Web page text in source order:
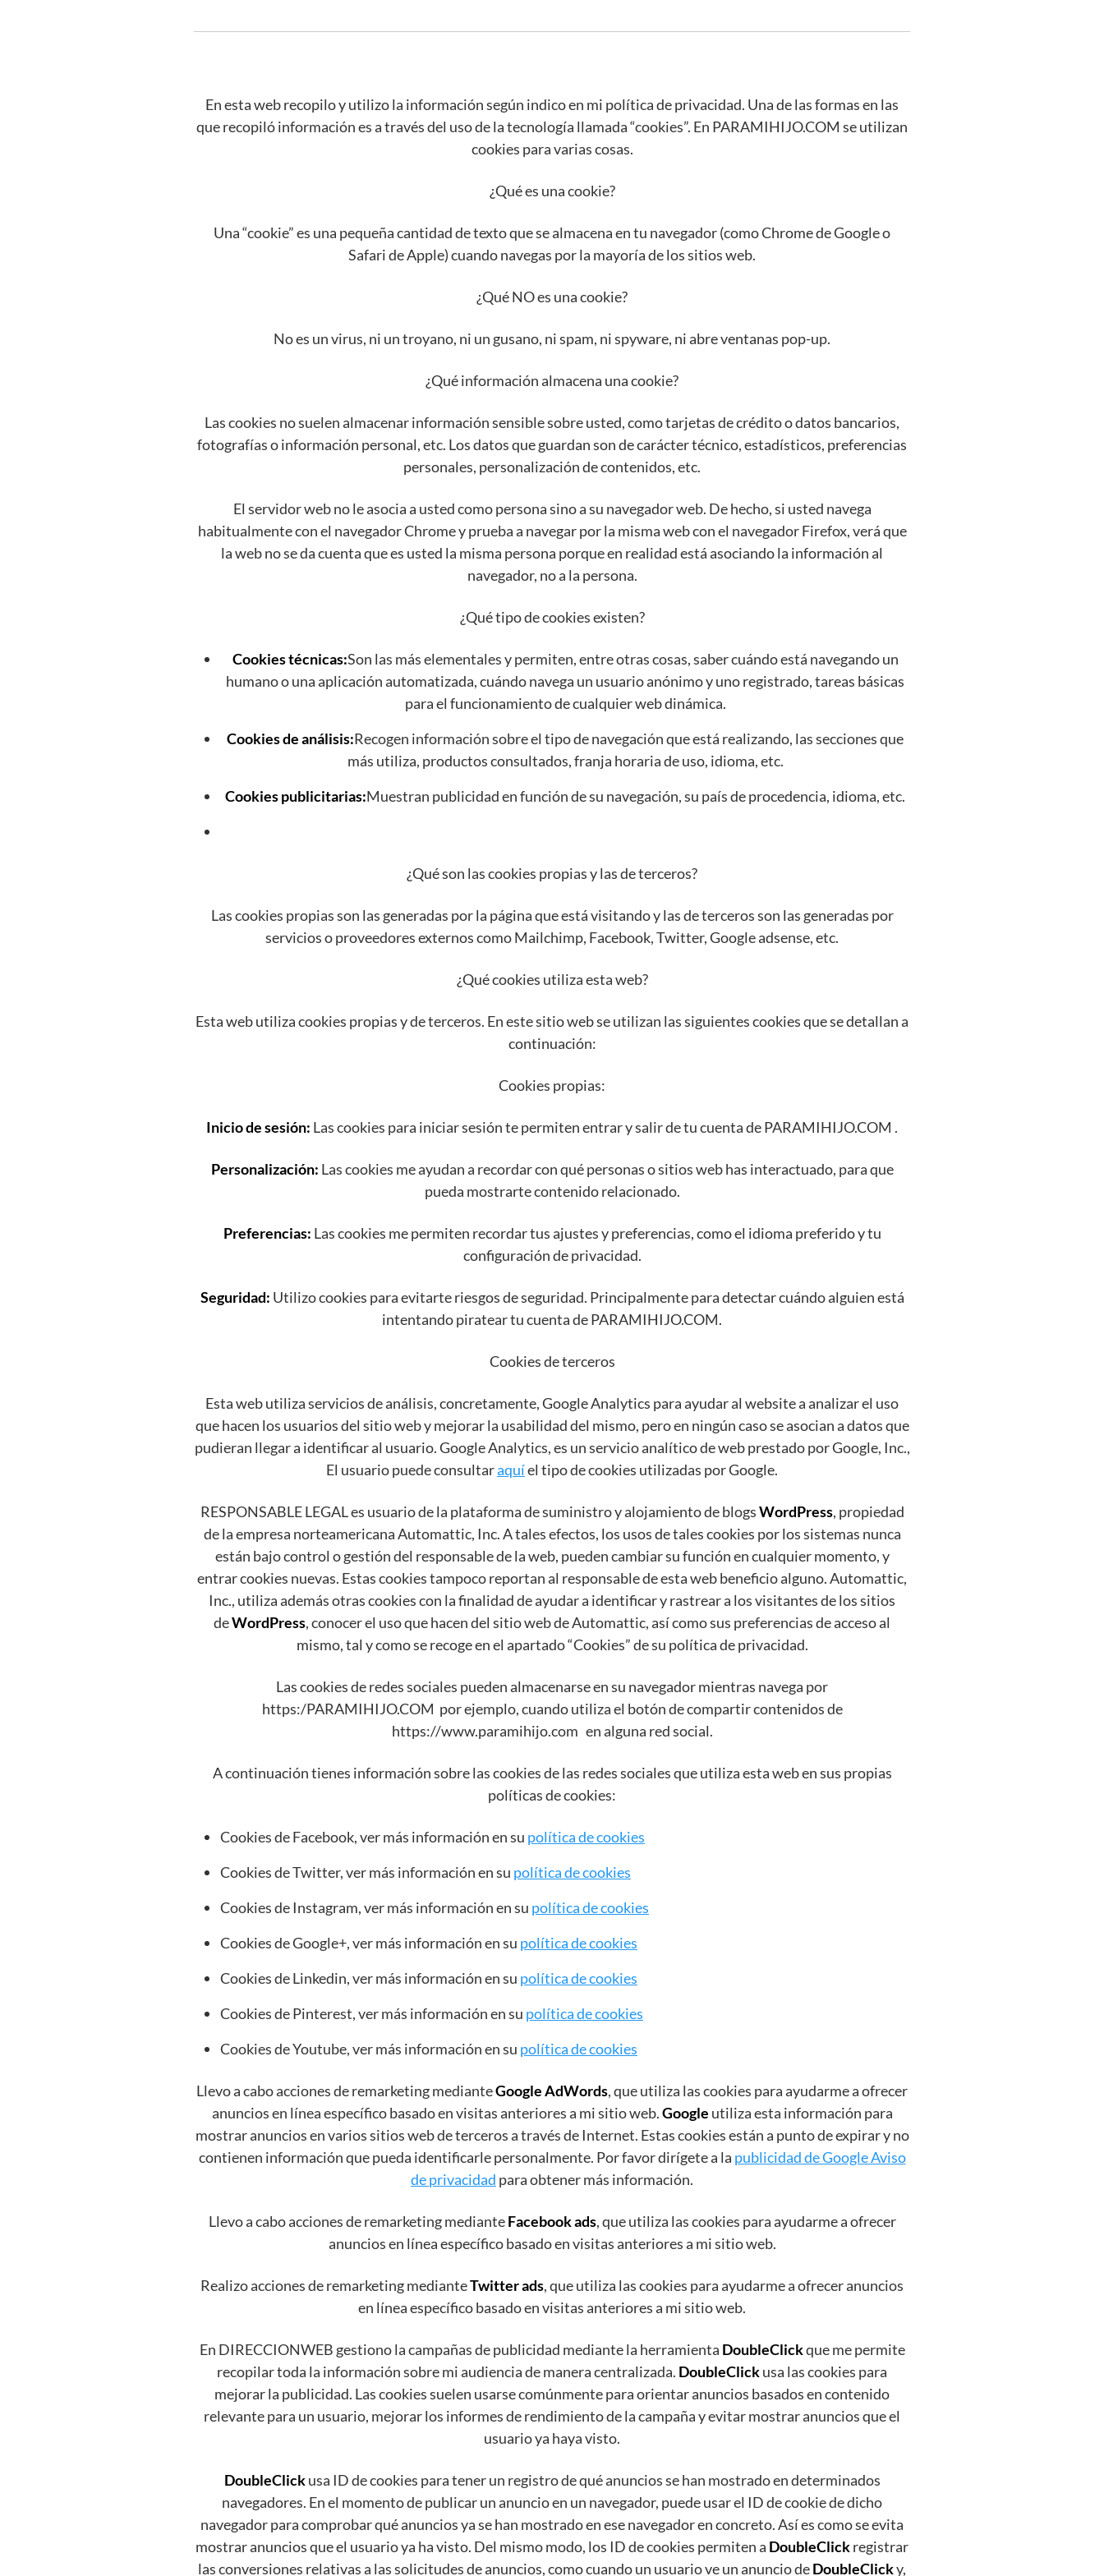
En esta web recopilo y utilizo la información según indico en mi política de privacidad. Una de las formas en las
que recopiló información es a través del uso de la tecnología llamada “cookies”. En PARAMIHIJO.COM se utilizan
cookies para varias cosas.
¿Qué es una cookie?
Una “cookie” es una pequeña cantidad de texto que se almacena en tu navegador (como Chrome de Google o
Safari de Apple) cuando navegas por la mayoría de los sitios web.
¿Qué NO es una cookie?
No es un virus, ni un troyano, ni un gusano, ni spam, ni spyware, ni abre ventanas pop-up.
¿Qué información almacena una cookie?
Las cookies no suelen almacenar información sensible sobre usted, como tarjetas de crédito o datos bancarios,
fotografías o información personal, etc. Los datos que guardan son de carácter técnico, estadísticos, preferencias
personales, personalización de contenidos, etc.
El servidor web no le asocia a usted como persona sino a su navegador web. De hecho, si usted navega
habitualmente con el navegador Chrome y prueba a navegar por la misma web con el navegador Firefox, verá que
la web no se da cuenta que es usted la misma persona porque en realidad está asociando la información al
navegador, no a la persona.
¿Qué tipo de cookies existen?
Cookies técnicas:Son las más elementales y permiten, entre otras cosas, saber cuándo está navegando un
humano o una aplicación automatizada, cuándo navega un usuario anónimo y uno registrado, tareas básicas
para el funcionamiento de cualquier web dinámica.
Cookies de análisis:Recogen información sobre el tipo de navegación que está realizando, las secciones que
más utiliza, productos consultados, franja horaria de uso, idioma, etc.
Cookies publicitarias:Muestran publicidad en función de su navegación, su país de procedencia, idioma, etc.
¿Qué son las cookies propias y las de terceros?
Las cookies propias son las generadas por la página que está visitando y las de terceros son las generadas por
servicios o proveedores externos como Mailchimp, Facebook, Twitter, Google adsense, etc.
¿Qué cookies utiliza esta web?
Esta web utiliza cookies propias y de terceros. En este sitio web se utilizan las siguientes cookies que se detallan a
continuación:
Cookies propias:
Inicio de sesión: Las cookies para iniciar sesión te permiten entrar y salir de tu cuenta de PARAMIHIJO.COM .
Personalización: Las cookies me ayudan a recordar con qué personas o sitios web has interactuado, para que
pueda mostrarte contenido relacionado.
Preferencias: Las cookies me permiten recordar tus ajustes y preferencias, como el idioma preferido y tu
configuración de privacidad.
Seguridad: Utilizo cookies para evitarte riesgos de seguridad. Principalmente para detectar cuándo alguien está
intentando piratear tu cuenta de PARAMIHIJO.COM.
Cookies de terceros
Esta web utiliza servicios de análisis, concretamente, Google Analytics para ayudar al website a analizar el uso
que hacen los usuarios del sitio web y mejorar la usabilidad del mismo, pero en ningún caso se asocian a datos que
pudieran llegar a identificar al usuario. Google Analytics, es un servicio analítico de web prestado por Google, Inc.,
El usuario puede consultaraquíel tipo de cookies utilizadas por Google.
RESPONSABLE LEGAL es usuario de la plataforma de suministro y alojamiento de blogsWordPress, propiedad
de la empresa norteamericana Automattic, Inc. A tales efectos, los usos de tales cookies por los sistemas nunca
están bajo control o gestión del responsable de la web, pueden cambiar su función en cualquier momento, y
entrar cookies nuevas. Estas cookies tampoco reportan al responsable de esta web beneficio alguno. Automattic,
Inc., utiliza además otras cookies con la finalidad de ayudar a identificar y rastrear a los visitantes de los sitios
deWordPress, conocer el uso que hacen del sitio web de Automattic, así como sus preferencias de acceso al
mismo, tal y como se recoge en el apartado “Cookies” de su política de privacidad.
Las cookies de redes sociales pueden almacenarse en su navegador mientras navega por
https:/PARAMIHIJO.COM por ejemplo, cuando utiliza el botón de compartir contenidos de
https://www.paramihijo.com en alguna red social.
A continuación tienes información sobre las cookies de las redes sociales que utiliza esta web en sus propias
políticas de cookies:
Cookies de Facebook, ver más información en su política de cookies
Cookies de Twitter, ver más información en su política de cookies
Cookies de Instagram, ver más información en su política de cookies
Cookies de Google+, ver más información en su política de cookies
Cookies de Linkedin, ver más información en su política de cookies
Cookies de Pinterest, ver más información en su política de cookies
Cookies de Youtube, ver más información en su política de cookies
Llevo a cabo acciones de remarketing medianteGoogle AdWords, que utiliza las cookies para ayudarme a ofrecer
anuncios en línea específico basado en visitas anteriores a mi sitio web.Google utiliza esta información para
mostrar anuncios en varios sitios web de terceros a través de Internet. Estas cookies están a punto de expirar y no
contienen información que pueda identificarle personalmente. Por favor dirígete a la publicidad de Google Aviso
de privacidad para obtener más información.
Llevo a cabo acciones de remarketing medianteFacebook ads, que utiliza las cookies para ayudarme a ofrecer
anuncios en línea específico basado en visitas anteriores a mi sitio web.
Realizo acciones de remarketing medianteTwitter ads, que utiliza las cookies para ayudarme a ofrecer anuncios
en línea específico basado en visitas anteriores a mi sitio web.
En DIRECCIONWEB gestiono la campañas de publicidad mediante la herramienta DoubleClickque me permite
recopilar toda la información sobre mi audiencia de manera centralizada. DoubleClickusa las cookies para
mejorar la publicidad. Las cookies suelen usarse comúnmente para orientar anuncios basados en contenido
relevante para un usuario, mejorar los informes de rendimiento de la campaña y evitar mostrar anuncios que el
usuario ya haya visto.
DoubleClickusa ID de cookies para tener un registro de qué anuncios se han mostrado en determinados
navegadores. En el momento de publicar un anuncio en un navegador, puede usar el ID de cookie de dicho
navegador para comprobar qué anuncios ya se han mostrado en ese navegador en concreto. Así es como se evita
mostrar anuncios que el usuario ya ha visto. Del mismo modo, los ID de cookies permiten a DoubleClickregistrar
las conversiones relativas a las solicitudes de anuncios, como cuando un usuario ve un anuncio deDoubleClicky,